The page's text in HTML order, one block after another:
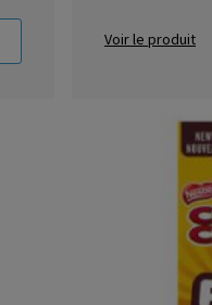
Voir le produit